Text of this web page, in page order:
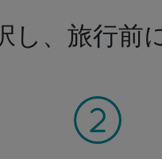
し、旅行前